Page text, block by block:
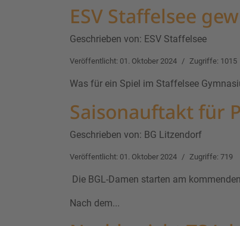
ESV Staffelsee
Geschrieben von: ESV Staffelsee
Veröffentlicht: 01. Oktober 2024 Zugriffe: 1015
Was für ein Spiel im Staffelsee
Saisonauftakt für
Geschrieben von: BG Litzendorf
Veröffentlicht: 01. Oktober 2024 Zugriffe: 719
Die BGL-Damen starten am
Nach dem...